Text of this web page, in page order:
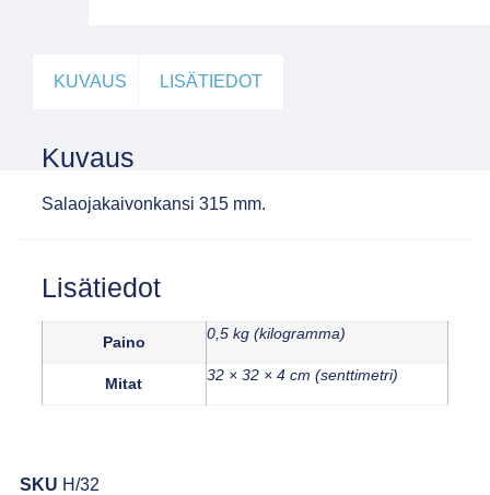
KUVAUS LISÄTIEDOT
Kuvaus
Salaojakaivonkansi 315 mm.
Lisätiedot
Paino 0,5 kg (kilogramma)
Mitat 32 × 32 × 4 cm (senttimetri)
SKU H/32